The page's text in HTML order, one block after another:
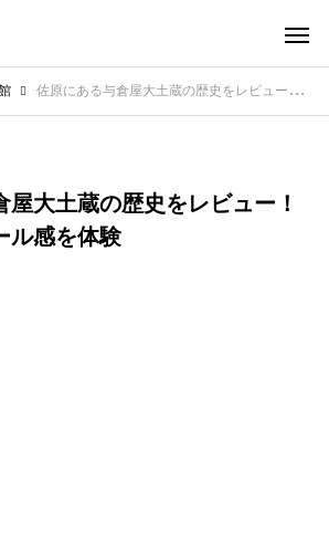
佐原にある与倉屋大土蔵の歴史をレビュー！圧倒的なスケール感を体験
屋大土蔵の歴史をレビュー！
ル感を体験